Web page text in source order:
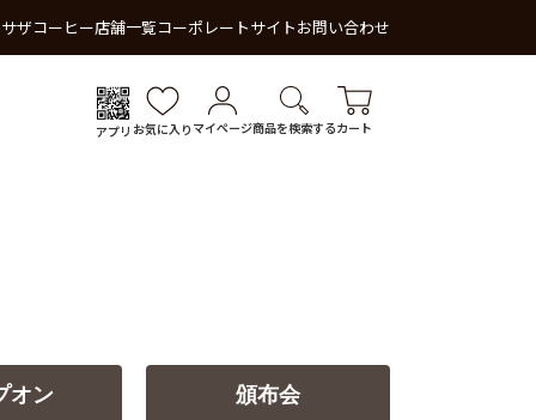
ザコーヒー店舗一覧コーポレートサイトお問い合わせ
アプリ お気に入り マイページ商品を検索するカート
オン 頒布会